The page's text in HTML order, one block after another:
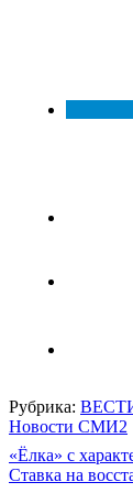
Рубрика:
Новости СМИ2
«Ёлка» с
Ставка на